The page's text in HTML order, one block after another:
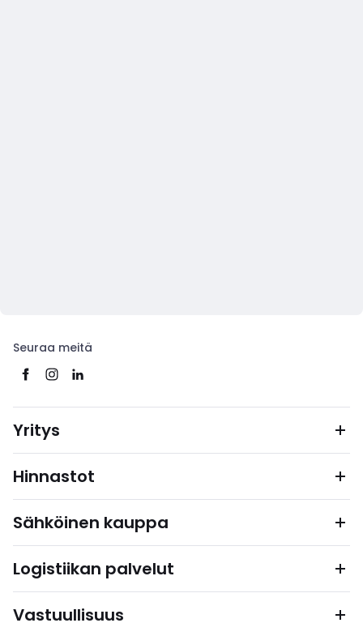
Seuraa meitä
Yritys
Hinnastot
Sähköinen kauppa
Logistiikan palvelut
Vastuullisuus